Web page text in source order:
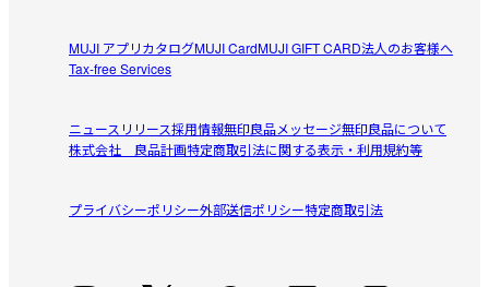
MUJI アプリカタログMUJI CardMUJI GIFT CARD法人のお客様へ
Tax-free Services
ニュースリリース採用情報無印良品メッセージ無印良品について
株式会社 良品計画特定商取引法に関する表示・利用規約等
プライバシーポリシー外部送信ポリシー特定商取引法